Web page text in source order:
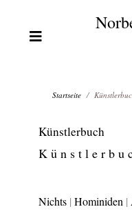
Startseite
Künstlerbuch
K ü n s t l e r b u
Nichts |Hominiden |